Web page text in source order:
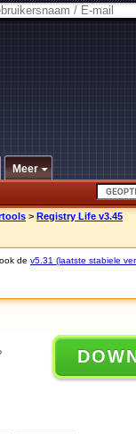
Meer
> Registry Life v3.45
de v5.31 (laatste stabiele